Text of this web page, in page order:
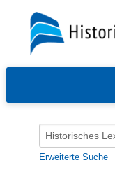
Erweiterte Suche